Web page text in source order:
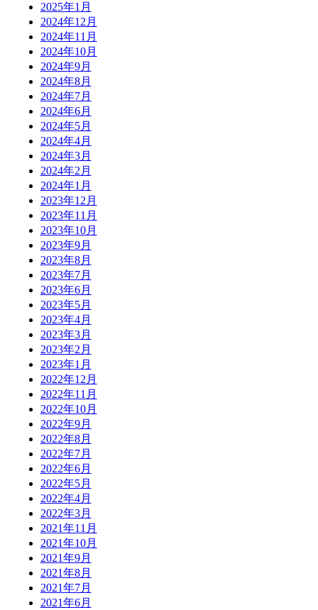
2025年1月
2024年12月
2024年11月
2024年10月
2024年9月
2024年8月
2024年7月
2024年6月
2024年5月
2024年4月
2024年3月
2024年2月
2024年1月
2023年12月
2023年11月
2023年10月
2023年9月
2023年8月
2023年7月
2023年6月
2023年5月
2023年4月
2023年3月
2023年2月
2023年1月
2022年12月
2022年11月
2022年10月
2022年9月
2022年8月
2022年7月
2022年6月
2022年5月
2022年4月
2022年3月
2021年11月
2021年10月
2021年9月
2021年8月
2021年7月
2021年6月